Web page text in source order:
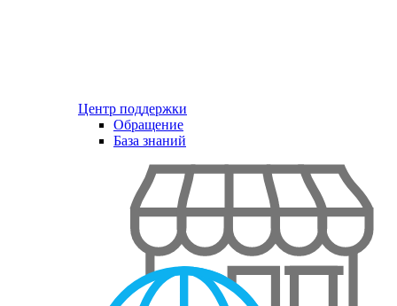
Центр поддержки
Обращение
База знаний